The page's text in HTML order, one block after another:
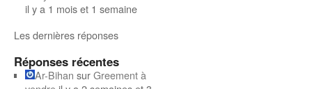
il y a 1 mois et 1 semaine
Les dernières réponses
Réponses récentes
Ar-Bihan surGreement à